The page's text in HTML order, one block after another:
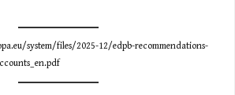
system/files/2025-12/edpb-recommendations-